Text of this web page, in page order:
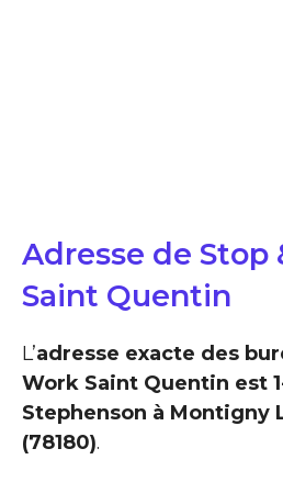
Adresse de Stop
Saint Quentin
L’adresse exacte des
Work Saint Quentin est
Stephenson à Montigny
(78180).